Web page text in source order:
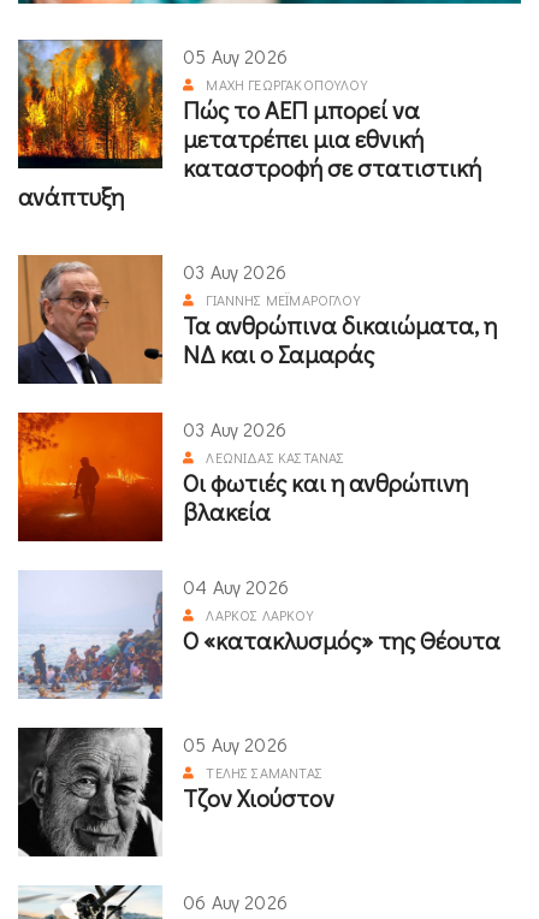
05 Αυγ 2026
ΜΆΧΗ ΓΕΩΡΓΑΚΟΠΟΎΛΟΥ
Πώς το ΑΕΠ μπορεί να
μετατρέπει μια εθνική
καταστροφή σε στατιστική
ανάπτυξη
03 Αυγ 2026
ΓΙΆΝΝΗΣ ΜΕΪΜΆΡΟΓΛΟΥ
Τα ανθρώπινα δικαιώματα, η
ΝΔ και ο Σαμαράς
03 Αυγ 2026
ΛΕΩΝΊΔΑΣ ΚΑΣΤΑΝΆΣ
Οι φωτιές και η ανθρώπινη
βλακεία
04 Αυγ 2026
ΛΆΡΚΟΣ ΛΆΡΚΟΥ
Ο «κατακλυσμός» της Θέουτα
05 Αυγ 2026
ΤΈΛΗΣ ΣΑΜΑΝΤΆΣ
Τζον Χιούστον
06 Αυγ 2026